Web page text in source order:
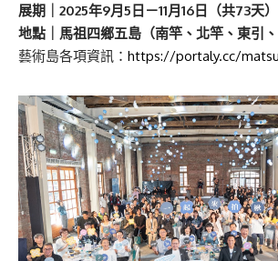
展期｜2025年9月5日－11月16日（共73天）
地點｜馬祖四鄉五島（南竿、北竿、東引、
藝術島各項資訊： https://portaly.cc/